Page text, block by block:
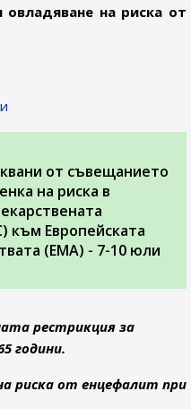
овладяване на риска от
от съвещанието
на риска в
към Европейската
(ЕМА) - 7-10 юли
рестрикция за
години.
риска от енцефалит при